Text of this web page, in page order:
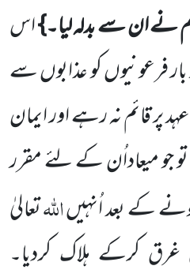
نے ان سے بدلہ لیا۔}اس
فرعونیوں کو عذابوں سے
پر قائم نہ رہے اور ایمان
جو میعاداُن کے لئے مقرر
کے بعد اُنہیںاللہتعالیٰ
کرکے ہلاک کردیا۔